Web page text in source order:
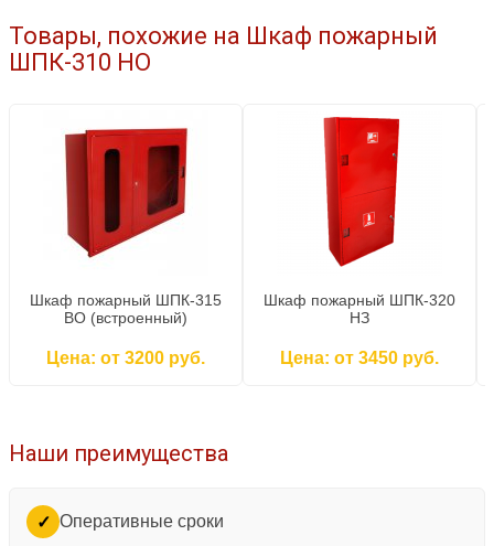
Товары, похожие на Шкаф пожарный
ШПК-310 НО
Шкаф пожарный ШПК-315
ВО (встроенный)
Цена: от 3200 руб.
Шкаф пожарный ШПК-320
НЗ
Цена: от 3450 руб.
Наши преимущества
✓ Оперативные сроки